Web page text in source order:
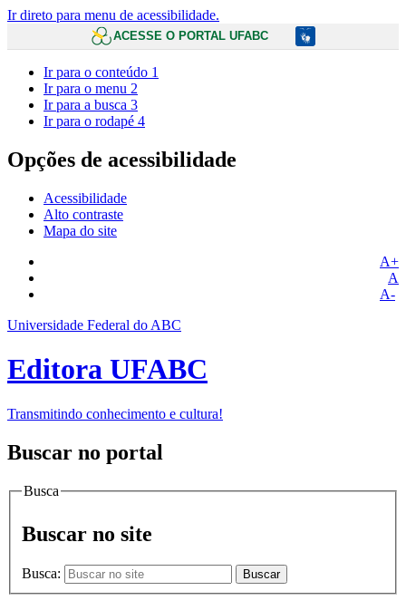
Ir direto para menu de acessibilidade.
ACESSE O PORTAL UFABC
Ir para o conteúdo 1
Ir para o menu 2
Ir para a busca 3
Ir para o rodapé 4
Opções de acessibilidade
Acessibilidade
Alto contraste
Mapa do site
A+
A
A-
Universidade Federal do ABC
Editora UFABC
Transmitindo conhecimento e cultura!
Buscar no portal
Busca
Buscar no site
Busca: Buscar